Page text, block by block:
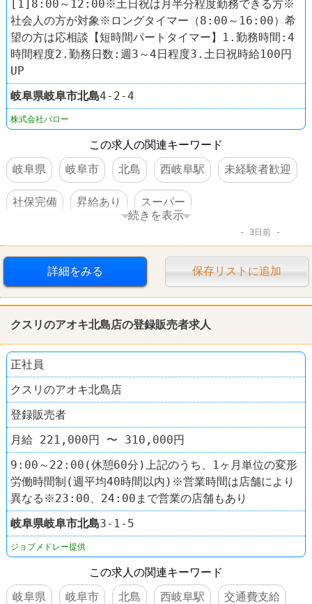
[1]8:00～12:00※土日祝は月半分程度勤務できる方※
社会人の方が対象※ロングタイマー（8:00～16:00）希
望の方は応相談【短時間パートタイマー】1.勤務時間:4
時間程度2.勤務日数:週3～4日程度3.土日祝時給100円
UP
岐阜県岐阜市北島4-2-4
株式会社バロー
この求人の関連キーワード
岐阜県
岐阜市 北島 西岐阜駅 未経験者歓迎
社保完備 昇給あり スーパー
続きを表示
3日前
詳細をみる 保存リストに追加
クスリのアオキ北島店の登録販売者求人
正社員
クスリのアオキ北島店
登録販売者
月給 221,000円 〜 310,000円
9:00～22:00(休憩60分)上記のうち、1ヶ月単位の変形
労働時間制(週平均40時間以内)※営業時間は店舗により
異なる※23:00、24:00まで営業の店舗もあり
岐阜県岐阜市北島3-1-5
ジョブメドレー提供
この求人の関連キーワード
岐阜県
岐阜市 北島 西岐阜駅 交通費支給